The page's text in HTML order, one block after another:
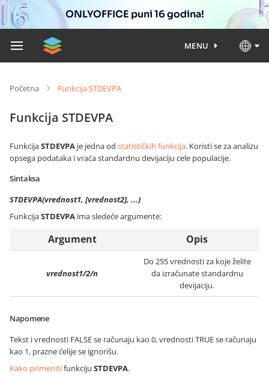
ONLYOFFICE puni 16 godina!
MENU
Početna Funkcija STDEVPA
Funkcija STDEVPA
FunkcijaSTDEVPA je jedna od statističkih funkcija. Koristi se za analizu
opsega podataka i vraća standardnu devijaciju cele populacije.
Sintaksa
STDEVPA(vrednost1, [vrednost2], ...)
FunkcijaSTDEVPA ima sledeće argumente:
Argument Opis
vrednost1/2/n
Do 255 vrednosti za koje želite
da izračunate standardnu
devijaciju.
Napomene
Tekst i vrednosti FALSE se računaju kao 0, vrednosti TRUE se računaju
kao 1, prazne ćelije se ignorišu.
Kako primenitifunkciju STDEVPA.